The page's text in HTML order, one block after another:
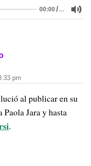
00:00/…
pm
al publicar en su
Jara y hasta
.